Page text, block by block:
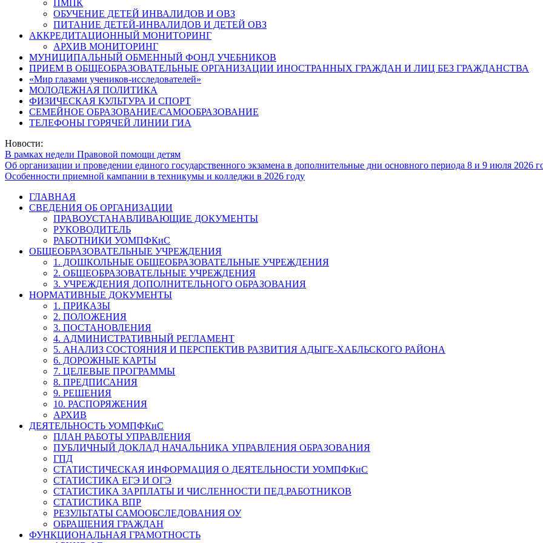
ПМПК
ОБУЧЕНИЕ ДЕТЕЙ ИНВАЛИДОВ И ОВЗ
ПИТАНИЕ ДЕТЕЙ-ИНВАЛИДОВ И ДЕТЕЙ ОВЗ
АККРЕДИТАЦИОННЫЙ МОНИТОРИНГ
АРХИВ МОНИТОРИНГ
МУНИЦИПАЛЬНЫЙ ОБМЕННЫЙ ФОНД УЧЕБНИКОВ
ПРИЕМ В ОБЩЕОБРАЗОВАТЕЛЬНЫЕ ОРГАНИЗАЦИИ ИНОСТРАННЫХ ГРАЖДАН И ЛИЦ БЕЗ ГРАЖДАНСТВА
«Мир глазами учеников-исследователей»
МОЛОДЕЖНАЯ ПОЛИТИКА
ФИЗИЧЕСКАЯ КУЛЬТУРА И СПОРТ
СЕМЕЙНОЕ ОБРАЗОВАНИЕ/САМООБРАЗОВАНИЕ
ТЕЛЕФОНЫ ГОРЯЧЕЙ ЛИНИИ ГИА
Новости:
В рамках недели Правовой помощи детям
Об организации и проведении единого государственного экзамена в дополнительные дни основного периода 8 и 9 июля 2026
Особенности приемной кампании в техникумы и колледжи в 2026 году
ГЛАВНАЯ
СВЕДЕНИЯ ОБ ОРГАНИЗАЦИИ
ПРАВОУСТАНАВЛИВАЮЩИЕ ДОКУМЕНТЫ
РУКОВОДИТЕЛЬ
РАБОТНИКИ УОМПФКиС
ОБЩЕОБРАЗОВАТЕЛЬНЫЕ УЧРЕЖДЕНИЯ
1. ДОШКОЛЬНЫЕ ОБЩЕОБРАЗОВАТЕЛЬНЫЕ УЧРЕЖДЕНИЯ
2. ОБЩЕОБРАЗОВАТЕЛЬНЫЕ УЧРЕЖДЕНИЯ
3. УЧРЕЖДЕНИЯ ДОПОЛНИТЕЛЬНОГО ОБРАЗОВАНИЯ
НОРМАТИВНЫЕ ДОКУМЕНТЫ
1. ПРИКАЗЫ
2. ПОЛОЖЕНИЯ
3. ПОСТАНОВЛЕНИЯ
4. АДМИНИСТРАТИВНЫЙ РЕГЛАМЕНТ
5. АНАЛИЗ СОСТОЯНИЯ И ПЕРСПЕКТИВ РАЗВИТИЯ АДЫГЕ-ХАБЛЬСКОГО РАЙОНА
6. ДОРОЖНЫЕ КАРТЫ
7. ЦЕЛЕВЫЕ ПРОГРАММЫ
8. ПРЕДПИСАНИЯ
9. РЕШЕНИЯ
10. РАСПОРЯЖЕНИЯ
АРХИВ
ДЕЯТЕЛЬНОСТЬ УОМПФКиС
ПЛАН РАБОТЫ УПРАВЛЕНИЯ
ПУБЛИЧНЫЙ ДОКЛАД НАЧАЛЬНИКА УПРАВЛЕНИЯ ОБРАЗОВАНИЯ
ГПД
СТАТИСТИЧЕСКАЯ ИНФОРМАЦИЯ О ДЕЯТЕЛЬНОСТИ УОМПФКиС
СТАТИСТИКА ЕГЭ И ОГЭ
СТАТИСТИКА ЗАРПЛАТЫ И ЧИСЛЕННОСТИ ПЕД.РАБОТНИКОВ
СТАТИСТИКА ВПР
РЕЗУЛЬТАТЫ САМООБСЛЕДОВАНИЯ ОУ
ОБРАЩЕНИЯ ГРАЖДАН
ФУНКЦИОНАЛЬНАЯ ГРАМОТНОСТЬ